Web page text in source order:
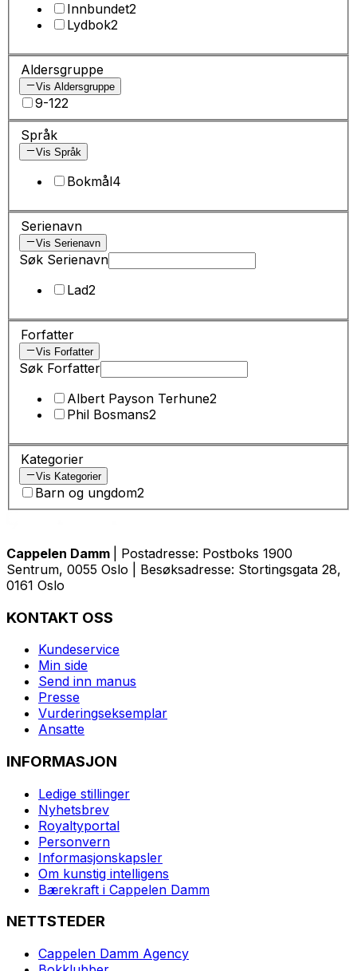
Innbundet2
Lydbok2
Aldersgruppe
Vis Aldersgruppe
9-122
Språk
Vis Språk
Bokmål4
Serienavn
Vis Serienavn
Søk Serienavn
Lad2
Forfatter
Vis Forfatter
Søk Forfatter
Albert Payson Terhune2
Phil Bosmans2
Kategorier
Vis Kategorier
Barn og ungdom2
Cappelen Damm
| Postadresse: Postboks 1900
Sentrum, 0055 Oslo | Besøksadresse: Stortingsgata 28,
0161 Oslo
KONTAKT OSS
Kundeservice
Min side
Send inn manus
Presse
Vurderingseksemplar
Ansatte
INFORMASJON
Ledige stillinger
Nyhetsbrev
Royaltyportal
Personvern
Informasjonskapsler
Om kunstig intelligens
Bærekraft i Cappelen Damm
NETTSTEDER
Cappelen Damm Agency